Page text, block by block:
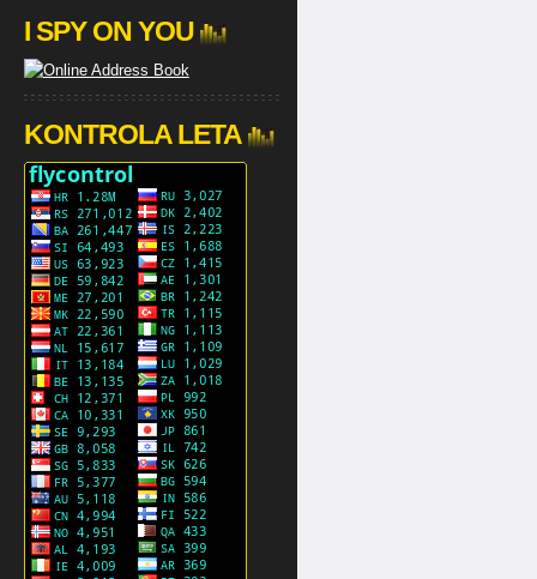
I SPY ON YOU
KONTROLA LETA